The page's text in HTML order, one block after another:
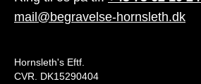
mail@begravelse-hornsleth.dk
Hornsleth's Eftf.
CVR. DK15290404